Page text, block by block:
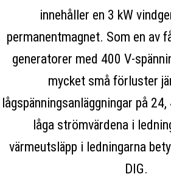
innehåller en 3 kW
permanentmagnet. Som en av
generatorer med 400 V-
mycket små förluster
lågspänningsanläggningar på
låga strömvärdena i
värmeutsläpp i ledningarna
DIG.